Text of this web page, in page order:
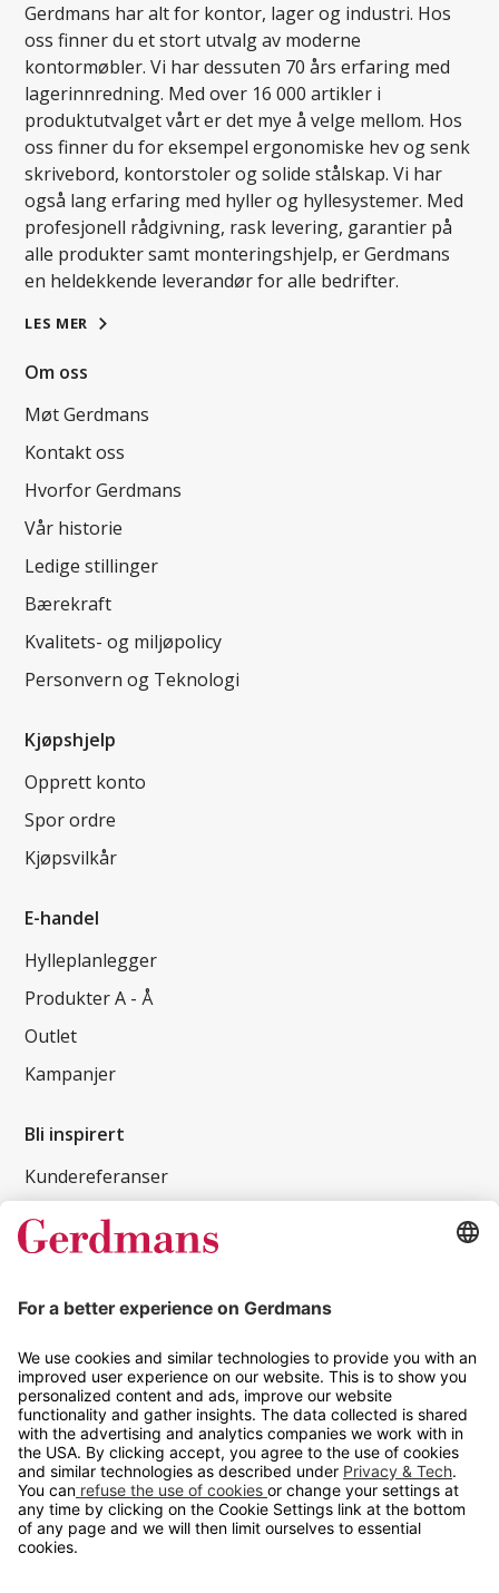
Gerdmans har alt for kontor, lager og industri. Hos
oss finner du et stort utvalg av moderne
kontormøbler. Vi har dessuten 70 års erfaring med
lagerinnredning. Med over 16 000 artikler i
produktutvalget vårt er det mye å velge mellom. Hos
oss finner du for eksempel ergonomiske hev og senk
skrivebord, kontorstoler og solide stålskap. Vi har
også lang erfaring med hyller og hyllesystemer. Med
profesjonell rådgivning, rask levering, garantier på
alle produkter samt monteringshjelp, er Gerdmans
en heldekkende leverandør for alle bedrifter.
LES MER
Om oss
Møt Gerdmans
Kontakt oss
Hvorfor Gerdmans
Vår historie
Ledige stillinger
Bærekraft
Kvalitets- og miljøpolicy
Personvern og Teknologi
Kjøpshjelp
Opprett konto
Spor ordre
Kjøpsvilkår
E-handel
Hylleplanlegger
Produkter A - Å
Outlet
Kampanjer
Bli inspirert
Kundereferanser
Magasin
Tips og guider
Kontakt
info@gerdmans.no
67 80 56 20
Åpningstid
Hverdager 08:00-16:00